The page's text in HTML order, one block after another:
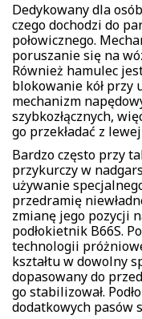
Dedykowany dla
czego dochodzi do
połowicznego.
poruszanie się na
Również hamulec
blokowanie kół przy
mechanizm
szybkozłącznych,
go przekładać z
Bardzo często przy
przykurczy w
używanie
przedramię
zmianę jego pozycji
podłokietnik B66S.
technologii
kształtu w dowolny
dopasowany do
go stabilizował.
dodatkowych pasów